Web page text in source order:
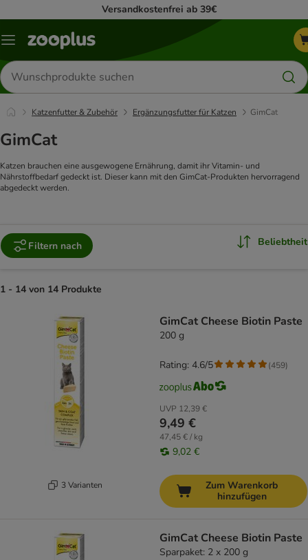
Versandkostenfrei ab 39€
Menü
Produkte
suchen
Katzenfutter & Zubehör Ergänzungsfutter für Katzen GimCat
GimCat
Katzen brauchen eine ausgewogene Ernährung, damit ihr Vitamin- und
Nährstoffbedarf gedeckt ist. Dieser kann mit den GimCat-Produkten hervorragend
abgedeckt werden.
Filtern nach Beliebtheit
1 - 14 von 14 Produkte
3 Varianten
GimCat Cheese Biotin Paste
200 g
UVP 12,39 €
9,49 €
47,45 € / kg
9,02 €
Rating: 4.6/5 (459)
Zum Warenkorb
hinzufügen
GimCat Cheese Biotin Paste
Sparpaket: 2 x 200 g